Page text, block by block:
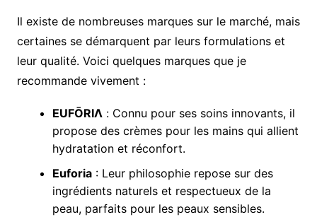
Il existe de nombreuses marques sur le marché, mais
certaines se démarquent par leurs formulations et
leur qualité. Voici quelques marques que je
recommande vivement :
EUFŌRIΛ: Connu pour ses soins innovants, il
propose des crèmes pour les mains qui allient
hydratation et réconfort.
Euforia: Leur philosophie repose sur des
ingrédients naturels et respectueux de la
peau, parfaits pour les peaux sensibles.